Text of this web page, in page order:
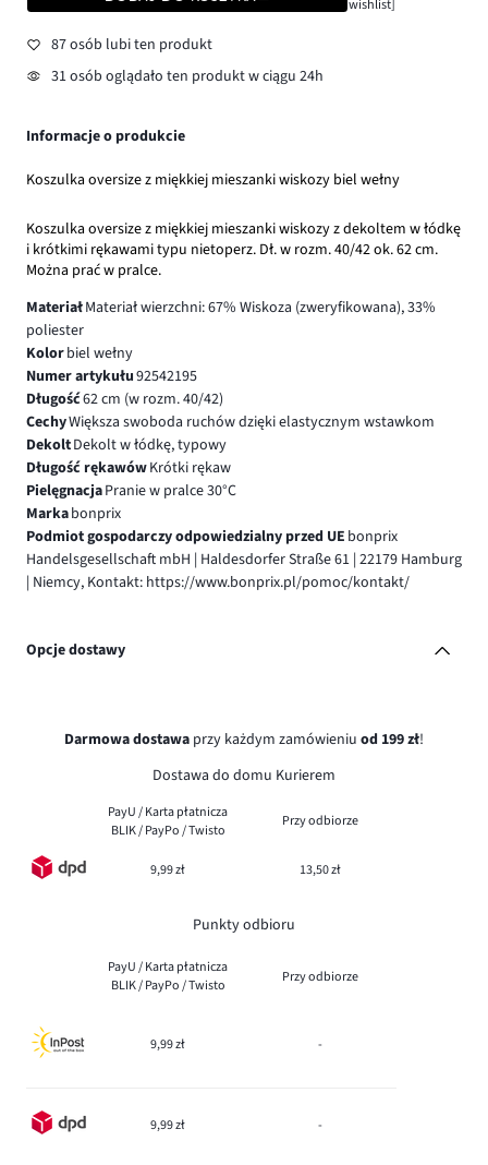
wishlist]
87 osób lubi ten produkt
31 osób oglądało ten produkt w ciągu 24h
Informacje o produkcie
Koszulka oversize z miękkiej mieszanki wiskozy biel wełny
Koszulka oversize z miękkiej mieszanki wiskozy z dekoltem w łódkę
i krótkimi rękawami typu nietoperz. Dł. w rozm. 40/42 ok. 62 cm.
Można prać w pralce.
MateriałMateriał wierzchni: 67% Wiskoza (zweryfikowana), 33%
poliester
Kolorbiel wełny
Numer artykułu92542195
Długość62 cm (w rozm. 40/42)
CechyWiększa swoboda ruchów dzięki elastycznym wstawkom
DekoltDekolt w łódkę, typowy
Długość rękawówKrótki rękaw
PielęgnacjaPranie w pralce 30°C
Markabonprix
Podmiot gospodarczy odpowiedzialny przed UE bonprix
Handelsgesellschaft mbH | Haldesdorfer Straße 61 | 22179 Hamburg
| Niemcy, Kontakt: https://www.bonprix.pl/pomoc/kontakt/
Opcje dostawy
Darmowa dostawa przy każdym zamówieniu od 199 zł!
Dostawa do domu Kurierem
PayU / Karta płatnicza
BLIK / PayPo / Twisto
Przy odbiorze
9,99 zł 13,50 zł
Punkty odbioru
PayU / Karta płatnicza
BLIK / PayPo / Twisto
Przy odbiorze
9,99 zł -
9,99 zł -